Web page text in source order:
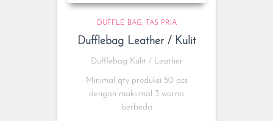
DUFFLE BAG TAS PRIA
Dufflebag Leather / Kulit
Dufflebag Kulit / Leather
Minimal qty produksi 50 pcs
dengan maksimal 3 warna
berbeda